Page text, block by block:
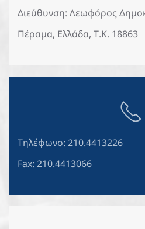
Διεύθυνση: Λεωφόρος
Πέραμα, Ελλάδα, Τ.Κ. 18863
Τηλέφωνο: 210.4413226
Fax: 210.4413066